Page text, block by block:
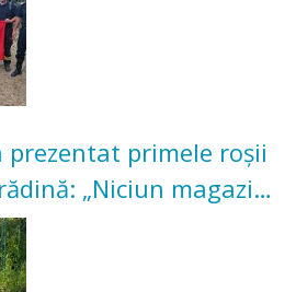
prezentat primele roșii
„Niciun magazin
această satisfacție”